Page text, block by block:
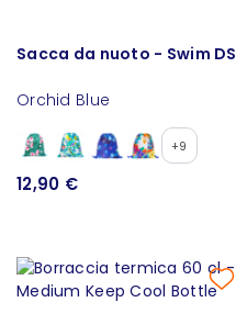
Sacca da nuoto - Swim DS
Orchid Blue
+9
12,90 €